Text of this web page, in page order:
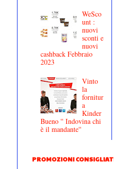
WeSco
unt :
nuovi
sconti e
nuovi
cashback Febbraio
2023
Vinto
la
fornitur
a
Kinder
Bueno '' Indovina chi
è il mandante''
PROMOZIONI